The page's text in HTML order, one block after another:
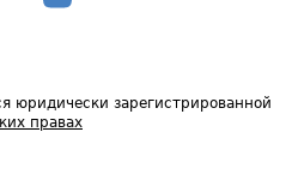
юридически зарегистрированной
правах